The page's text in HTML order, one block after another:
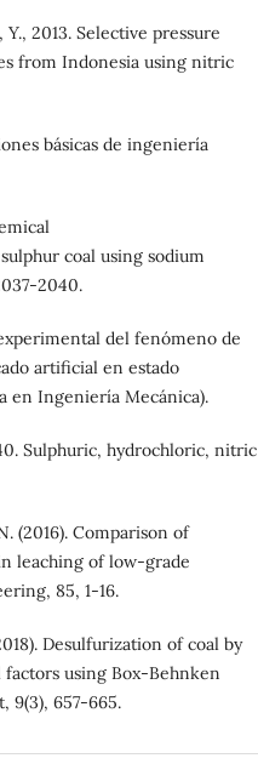
Y., 2013. Selective pressure
from Indonesia using nitric
básicas de ingeniería
coal using sodium
2040.
del fenómeno de
artificial en estado
en Ingeniería Mecánica).
Sulphuric, hydrochloric, nitric
(2016). Comparison of
leaching of low-grade
85, 1-16.
Desulfurization of coal by
using Box-Behnken
9(3), 657-665.